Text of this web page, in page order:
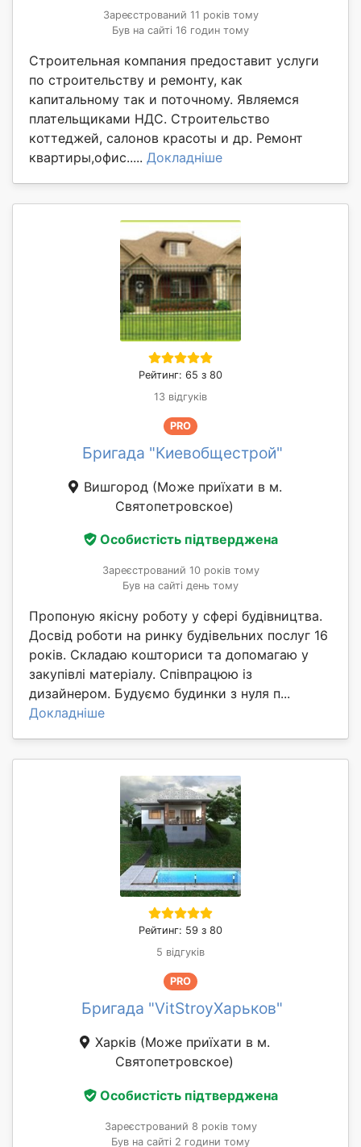
Зареєстрований 11 років тому
Був на сайті 16 годин тому
Строительная компания предоставит услуги
по строительству и ремонту, как
капитальному так и поточному. Являемся
плательщиками НДС. Строительство
коттеджей, салонов красоты и др. Ремонт
квартиры,офис..... Докладніше
Рейтинг: 65 з 80
13 відгуків
PRO
Бригада "Киевобщестрой"
Вишгород (Може приїхати в м.
Святопетровское)
Особистість підтверджена
Зареєстрований 10 років тому
Був на сайті день тому
Пропоную якісну роботу у сфері будівництва.
Досвід роботи на ринку будівельних послуг 16
років. Складаю кошториси та допомагаю у
закупівлі матеріалу. Співпрацюю із
дизайнером. Будуємо будинки з нуля п...
Докладніше
Рейтинг: 59 з 80
5 відгуків
PRO
Бригада "VitStroyХарьков"
Харків (Може приїхати в м.
Святопетровское)
Особистість підтверджена
Зареєстрований 8 років тому
Був на сайті 2 години тому